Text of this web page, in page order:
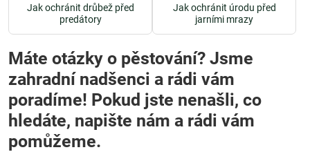
Jak ochránit drůbež před
predátory
Jak ochránit úrodu před
jarními mrazy
Máte otázky o pěstování? Jsme
zahradní nadšenci a rádi vám
poradíme! Pokud jste nenašli, co
hledáte, napište nám a rádi vám
pomůžeme.